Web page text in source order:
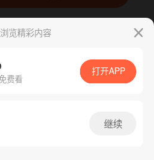
App免费看
览精彩内容
费看
打开APP
继续